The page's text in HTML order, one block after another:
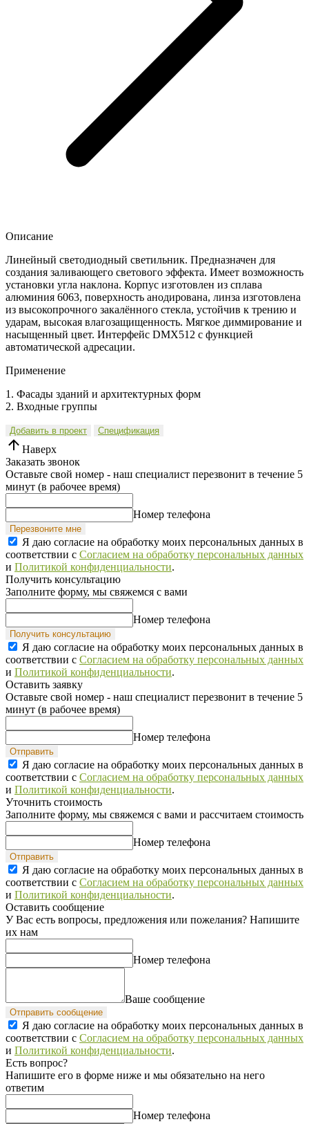
Описание
Линейный светодиодный светильник. Предназначен для
создания заливающего светового эффекта. Имеет возможность
установки угла наклона. Корпус изготовлен из сплава
алюминия 6063, поверхность анодирована, линза изготовлена
из высокопрочного закалённого стекла, устойчив к трению и
ударам, высокая влагозащищенность. Мягкое диммирование и
насыщенный цвет. Интерфейс DMX512 с функцией
автоматической адресации.
Применение
1. Фасады зданий и архитектурных форм
2. Входные группы
Добавить в проект Спецификация
Наверх
Заказать звонок
Оставьте свой номер - наш специалист перезвонит в течение 5
минут (в рабочее время)
Номер телефона
Перезвоните мне
Я даю согласие на обработку моих персональных данных в
соответствии с Согласием на обработку персональных данных
и Политикой конфиденциальности.
Получить консультацию
Заполните форму, мы свяжемся с вами
Номер телефона
Получить консультацию
Я даю согласие на обработку моих персональных данных в
соответствии с Согласием на обработку персональных данных
и Политикой конфиденциальности.
Оставить заявку
Оставьте свой номер - наш специалист перезвонит в течение 5
минут (в рабочее время)
Номер телефона
Отправить
Я даю согласие на обработку моих персональных данных в
соответствии с Согласием на обработку персональных данных
и Политикой конфиденциальности.
Уточнить стоимость
Заполните форму, мы свяжемся с вами и рассчитаем стоимость
Номер телефона
Отправить
Я даю согласие на обработку моих персональных данных в
соответствии с Согласием на обработку персональных данных
и Политикой конфиденциальности.
Оставить сообщение
У Вас есть вопросы, предложения или пожелания? Напишите
их нам
Номер телефона
Ваше сообщение
Отправить сообщение
Я даю согласие на обработку моих персональных данных в
соответствии с Согласием на обработку персональных данных
и Политикой конфиденциальности.
Есть вопрос?
Напишите его в форме ниже и мы обязательно на него
ответим
Номер телефона